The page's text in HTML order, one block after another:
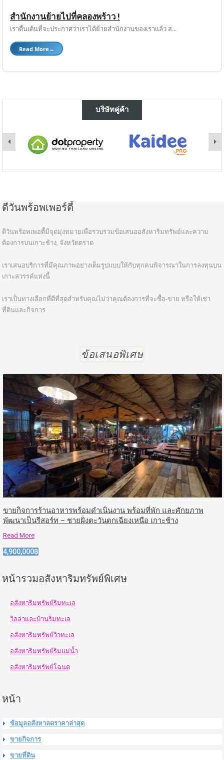
สำนักงานย้ายไปที่คลองพร้าว !
เราตื่นเต้นที่จะประกาศว่าเราได้ย้ายสำนักงานของเราแล้ว ส...
Read More →
บริษัทคู่ค้า
ดีวันพร้อพเพอร์ตี้
ดีวันพร้อพเพอตี้มีจุดมุ่งหมายเพื่อรวบรวมข้อเสนออสังหาริมทรัพย์และความ
ต้องการบนเกาะช้าง, จังหวัดตราด
เราเสนอบริการที่มีคุณภาพอย่างเต็มรูปแบบให้กับทุกคนพิจารณาในการลงทุนบน
เกาะสวรรค์แห่งนี้
เราเป็นทางเลือกที่ดีที่สุดสำหรับคุณไม่ว่าคุณต้องการที่จะซื้อ-ขาย หรือให้เช่า
ที่ดินและกิจการ
ข้อเสนอพิเศษ
ขายกิจการร้านอาหารพร้อมดำเนินงาน พร้อมที่พัก และศักยภาพ
พัฒนาเป็นรีสอร์ท – ชายฝั่งตะวันตกเฉียงเหนือ เกาะช้าง
Read More
4,900,000฿
หน้ารวมอสังหาริมทรัพย์พิเศษ
อสังหาริมทรัพย์ริมทะเล
วิลล่าและบ้านริมทะเล
อสังหาริมทรัพย์วิวทะเล
อสังหาริมทรัพย์ริมแม่น้ำ
อสังหาริมทรัพย์โฉนด
หน้า
ข้อมูลอสังหาลดราคาล่าสุด
ขายกิจการ
ขายที่ดิน